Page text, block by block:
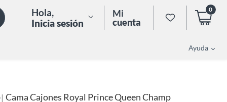
Hola,
Inicia sesión
Mi
cuenta
0
Ayuda
| Cama Cajones Royal Prince Queen Champ